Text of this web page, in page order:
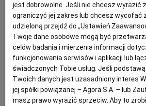
jednym z kryteriów oceny ofert.
zamawiający, ustanawiając
cenowe, jak i inne kryteria oceny
zobowiązany jest określić zasady
jest dobrowolne. Jeśli nie chcesz wyrazić
ograniczyć jej zakres lub chcesz wycofać
udzieloną przejdź do „Ustawień
Twoje dane osobowe mogą być
celów badania i mierzenia informacji
funkcjonowania serwisów i aplikacji lub
świadczonych Tobie usług. Jeśli
Twoich danych jest uzasadniony interes
jej spółki powiązanej – Agora S.A. – lub
masz prawo wyrazić sprzeciw. Aby to